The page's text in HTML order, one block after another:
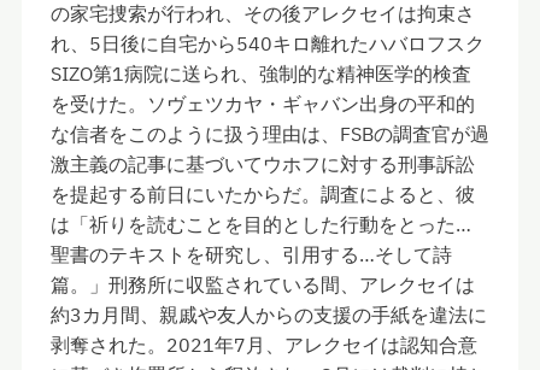
の家宅捜索が行われ、その後アレクセイは拘束さ
れ、5日後に自宅から540キロ離れたハバロフスク
SIZO第1病院に送られ、強制的な精神医学的検査
を受けた。ソヴェツカヤ・ギャバン出身の平和的
な信者をこのように扱う理由は、FSBの調査官が過
激主義の記事に基づいてウホフに対する刑事訴訟
を提起する前日にいたからだ。調査によると、彼
は「祈りを読むことを目的とした行動をとった…
聖書のテキストを研究し、引用する…そして詩
篇。」刑務所に収監されている間、アレクセイは
約3カ月間、親戚や友人からの支援の手紙を違法に
剥奪された。2021年7月、アレクセイは認知合意